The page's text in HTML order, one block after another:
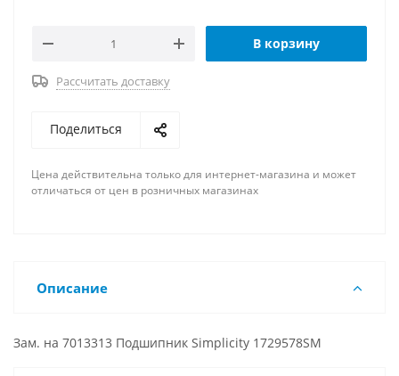
В корзину
Рассчитать доставку
Поделиться
Цена действительна только для интернет-магазина и может
отличаться от цен в розничных магазинах
Описание
Зам. на 7013313 Подшипник Simplicity 1729578SM